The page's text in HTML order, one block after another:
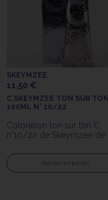
SKEYMZEE
11,50 €
C.SKEYMZEE TON SUR TON
100ML N° 10/22
Coloration ton sur ton C.
n°10/22 de Skeymzee de
100ml
Ajouter au panier